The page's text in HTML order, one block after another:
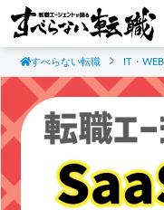
すべらない転職 IT・